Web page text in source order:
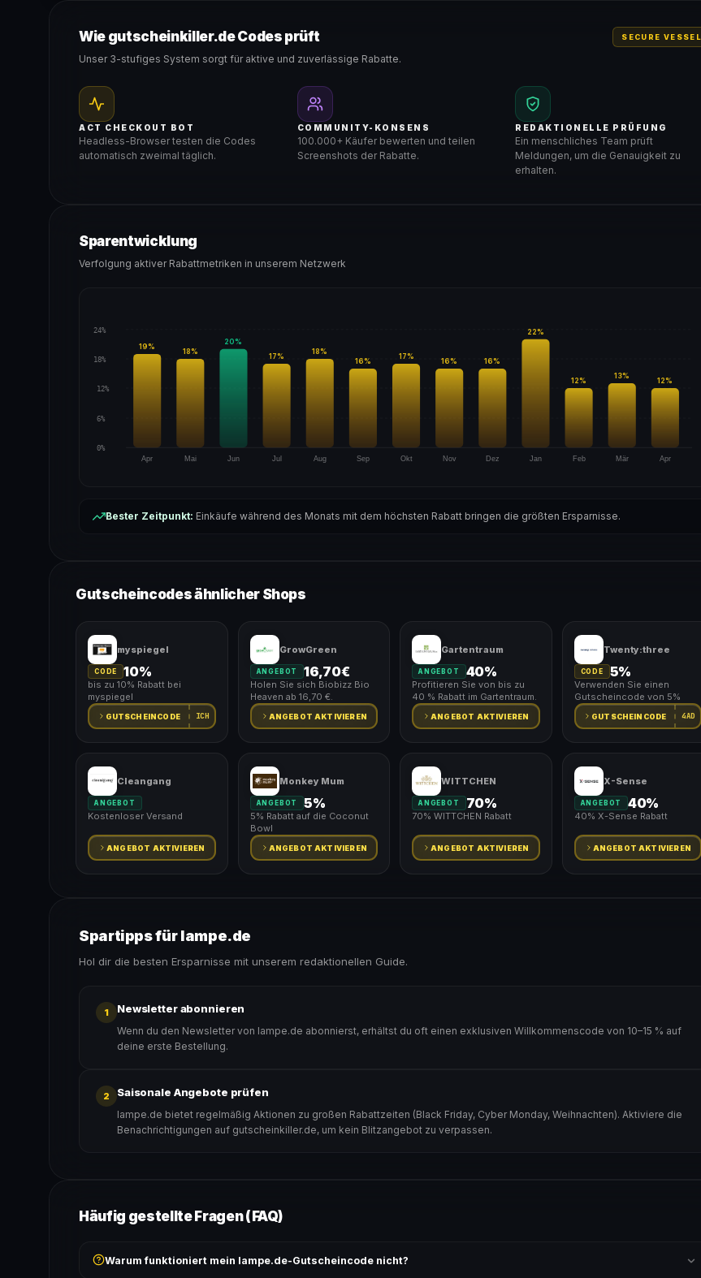
Gültig für teilnehmende Produkte
Wie gutscheinkiller.de Codes prüft
Unser 3-stufiges System sorgt für aktive und zuverlässige Rabatte.
SECURE VESSEL
ACT CHECKOUT BOT
Headless-Browser testen die Codes
automatisch zweimal täglich.
COMMUNITY-KONSENS
100.000+ Käufer bewerten und teilen
Screenshots der Rabatte.
REDAKTIONELLE PRÜFUNG
Ein menschliches Team prüft
Meldungen, um die Genauigkeit zu
erhalten.
Sparentwicklung
Verfolgung aktiver Rabattmetriken in unserem Netzwerk
24%
18%
12%
6%
0%
Apr
19%
Mai
18%
Jun
20%
Jul
17%
Aug
18%
Sep
16%
Okt
17%
Nov
16%
Dez
16%
Jan
22%
Feb
12%
Mär
13%
Apr
12%
Bester Zeitpunkt: Einkäufe während des Monats mit dem höchsten Rabatt bringen die größten Ersparnisse.
Gutscheincodes ähnlicher Shops
myspiegel
CODE 10%
bis zu 10% Rabatt bei
myspiegel
GUTSCHEINCODE ICH
GrowGreen
ANGEBOT 16,70€
Holen Sie sich Biobizz Bio
Heaven ab 16,70 €.
ANGEBOT AKTIVIEREN
Gartentraum
ANGEBOT 40%
Profitieren Sie von bis zu
40 % Rabatt im Gartentraum.
ANGEBOT AKTIVIEREN
Twenty:three
CODE 5%
Verwenden Sie einen
Gutscheincode von 5%
GUTSCHEINCODE 4AD
Cleangang
ANGEBOT
Kostenloser Versand
ANGEBOT AKTIVIEREN
Monkey Mum
ANGEBOT 5%
5% Rabatt auf die Coconut
Bowl
ANGEBOT AKTIVIEREN
WITTCHEN
ANGEBOT 70%
70% WITTCHEN Rabatt
ANGEBOT AKTIVIEREN
X-Sense
ANGEBOT 40%
40% X-Sense Rabatt
ANGEBOT AKTIVIEREN
Spartipps für lampe.de
Hol dir die besten Ersparnisse mit unserem redaktionellen Guide.
1 Newsletter abonnieren
Wenn du den Newsletter von lampe.de abonnierst, erhältst du oft einen exklusiven Willkommenscode von 10–15 % auf
deine erste Bestellung.
2 Saisonale Angebote prüfen
lampe.de bietet regelmäßig Aktionen zu großen Rabattzeiten (Black Friday, Cyber Monday, Weihnachten). Aktiviere die
Benachrichtigungen auf gutscheinkiller.de, um kein Blitzangebot zu verpassen.
Häufig gestellte Fragen (FAQ)
Warum funktioniert mein lampe.de-Gutscheincode nicht?